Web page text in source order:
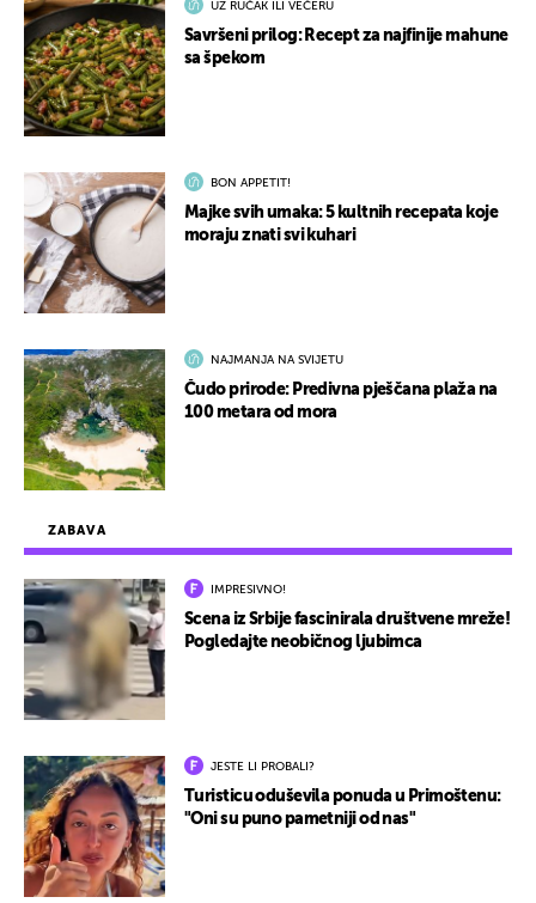
ZABAVA
IMPRESIVNO!
Scena iz Srbije fascinirala društvene mreže!
Pogledajte neobičnog ljubimca
JESTE LI PROBALI?
Turisticu oduševila ponuda u Primoštenu:
"Oni su puno pametniji od nas"
UZ RUČAK ILI VEČERU
Savršeni prilog: Recept za najfinije mahune
sa špekom
BON APPETIT!
Majke svih umaka: 5 kultnih recepata koje
moraju znati svi kuhari
NAJMANJA NA SVIJETU
Čudo prirode: Predivna pješčana plaža na
100 metara od mora